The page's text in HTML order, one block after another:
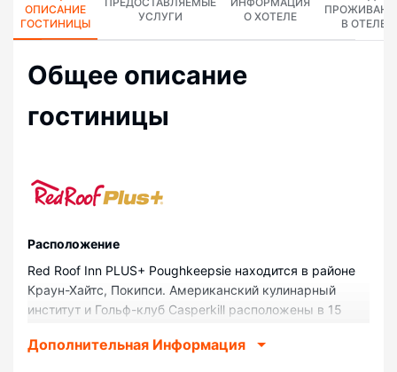
ОПИСАНИЕ
ГОСТИНИЦЫ
УСЛУГИ
О ХОТЕЛЕ
В ОТЕЛЕ
Общее описание
гостиницы
Pасположение
Red Roof Inn PLUS+ Poughkeepsie находится в районе
Краун-Хайтс, Покипси. Американский кулинарный
институт и Гольф-клуб Casperkill расположены в 15
прекрасным расположением: Hudson River находится в
Дополнительная Информация